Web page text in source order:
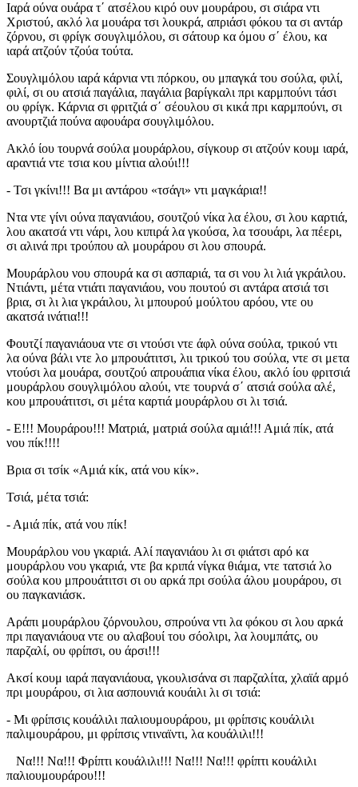
Ιαρά ούνα ουάρα τ΄ ατσέλου κιρό ουν μουράρου, σι σιάρα ντι
Χριστού, ακλό λα μουάρα τσι λουκρά, απριάσι φόκου τα σι αντάρ
ζόρνου, σι φρίγκ σουγλιμόλου, σι σάτουρ κα όμου σ΄ έλου, κα
ιαρά ατζούν τζούα τούτα.
Σουγλιμόλου ιαρά κάρνια ντι πόρκου, ου μπαγκά του σούλα, φιλί,
φιλί, σι ου ατσιά παγάλια, παγάλια βαρίγκαλι πρι καρμπούνι τάσι
ου φρίγκ. Κάρνια σι φριτζιά σ΄ σέουλου σι κικά πρι καρμπούνι, σι
ανουρτζιά πούνα αφουάρα σουγλιμόλου.
Ακλό ίου τουρνά σούλα μουράρλου, σίγκουρ σι ατζούν κουμ ιαρά,
αραντιά ντε τσια κου μίντια αλούι!!!
- Τσι γκίνι!!! Βα μι αντάρου «τσάγι» ντι μαγκάρια!!
Ντα ντε γίνι ούνα παγανιάου, σουτζού νίκα λα έλου, σι λου καρτιά,
λου ακατσά ντι νάρι, λου κιπιρά λα γκούσα, λα τσουάρι, λα πέερι,
σι αλινά πρι τρούπου αλ μουράρου σι λου σπουρά.
Μουράρλου νου σπουρά κα σι ασπαριά, τα σι νου λι λιά γκράιλου.
Ντιάντι, μέτα ντιάτι παγανιάου, νου πουτού σι αντάρα ατσιά τσι
βρια, σι λι λια γκράιλου, λι μπουρού μούλτου αρόου, ντε ου
ακατσά ινάτια!!!
Φουτζί παγανιάουα ντε σι ντούσι ντε άφλ ούνα σούλα, τρικού ντι
λα ούνα βάλι ντε λο μπρουάτιτσι, λιι τρικού του σούλα, ντε σι μετα
ντούσι λα μουάρα, σουτζού απρουάπια νίκα έλου, ακλό ίου φριτσιά
μουράρλου σουγλιμόλου αλούι, ντε τουρνά σ΄ ατσιά σούλα αλέ,
κου μπρουάτιτσι, σι μέτα καρτιά μουράρλου σι λι τσιά.
- Ε!!! Μουράρου!!! Ματριά, ματριά σούλα αμιά!!! Αμιά πίκ, ατά
νου πίκ!!!!
Βρια σι τσίκ «Αμιά κίκ, ατά νου κίκ».
Τσιά, μέτα τσιά:
- Αμιά πίκ, ατά νου πίκ!
Μουράρλου νου γκαριά. Αλί παγανιάου λι σι φιάτσι αρό κα
μουράρλου νου γκαριά, ντε βα κριπά νίγκα θιάμα, ντε τατσιά λο
σούλα κου μπρουάτιτσι σι ου αρκά πρι σούλα άλου μουράρου, σι
ου παγκανιάσκ.
Αράπι μουράρλου ζόρνουλου, σπρούνα ντι λα φόκου σι λου αρκά
πρι παγανιάουα ντε ου αλαβουί του σόολιρι, λα λουμπάτς, ου
παρζαλί, ου φρίπσι, ου άρσι!!!
Ακσί κουμ ιαρά παγανιάουα, γκουλισάνα σι παρζαλίτα, χλαϊά αρμό
πρι μουράρου, σι λια ασπουνιά κουάιλι λι σι τσιά:
- Μι φρίπσις κουάλιλι παλιουμουράρου, μι φρίπσις κουάλιλι
παλιμουράρου, μι φρίπσις ντιναϊντι, λα κουάλιλι!!!
Να!!! Να!!! Φρίπτι κουάλιλι!!! Να!!! Να!!! φρίπτι κουάλιλι
παλιουμουράρου!!!